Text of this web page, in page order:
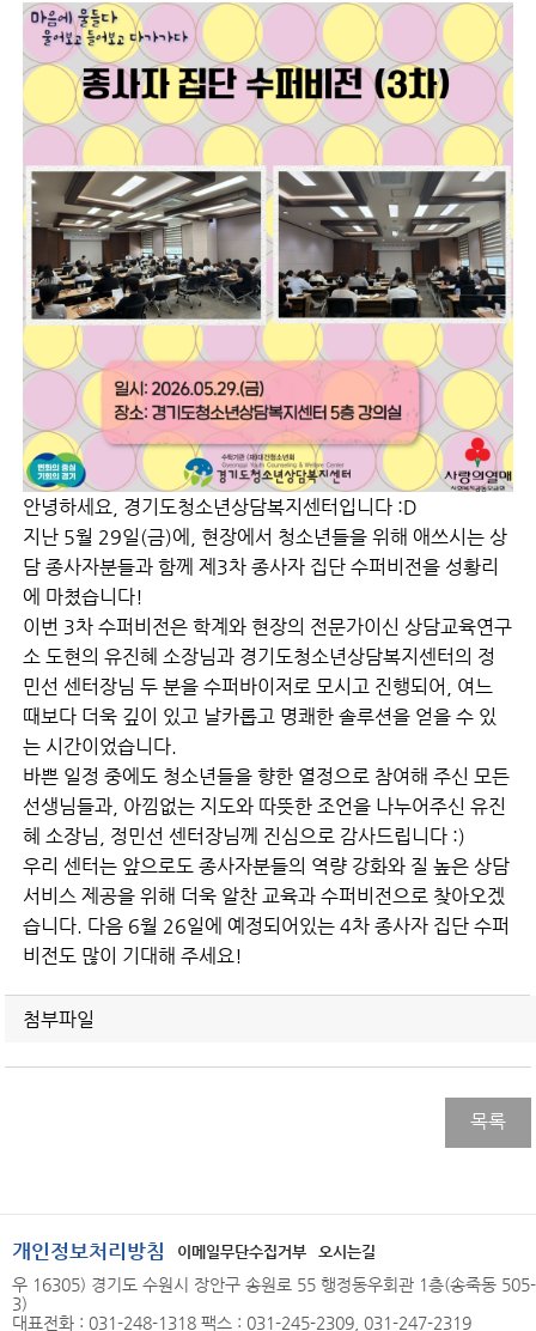
안녕하세요, 경기도청소년상담복지센터입니다 :D
지난 5월 29일(금)에, 현장에서 청소년들을 위해 애쓰시는 상
담 종사자분들과 함께 제3차 종사자 집단 수퍼비전을 성황리
에 마쳤습니다!
이번 3차 수퍼비전은 학계와 현장의 전문가이신 상담교육연구
소 도현의 유진혜 소장님과 경기도청소년상담복지센터의 정
민선 센터장님 두 분을 수퍼바이저로 모시고 진행되어, 여느
때보다 더욱 깊이 있고 날카롭고 명쾌한 솔루션을 얻을 수 있
는 시간이었습니다.
바쁜 일정 중에도 청소년들을 향한 열정으로 참여해 주신 모든
선생님들과, 아낌없는 지도와 따뜻한 조언을 나누어주신 유진
혜 소장님, 정민선 센터장님께 진심으로 감사드립니다 :)
우리 센터는 앞으로도 종사자분들의 역량 강화와 질 높은 상담
서비스 제공을 위해 더욱 알찬 교육과 수퍼비전으로 찾아오겠
습니다. 다음 6월 26일에 예정되어있는 4차 종사자 집단 수퍼
비전도 많이 기대해 주세요!
첨부파일
목록
개인정보처리방침 이메일무단수집거부 오시는길
우 16305) 경기도 수원시 장안구 송원로 55 행정동우회관 1층(송죽동 505-
3)
대표전화 : 031-248-1318 팩스 : 031-245-2309, 031-247-2319